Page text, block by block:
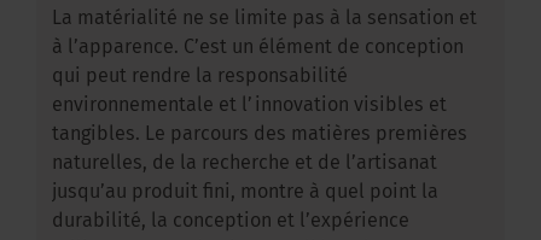
La matérialité ne se limite pas à la sensation et
à l’apparence. C’est un élément de conception
qui peut rendre la responsabilité
environnementale et l’innovation visibles et
tangibles. Le parcours des matières premières
naturelles, de la recherche et de l’artisanat
jusqu’au produit fini, montre à quel point la
durabilité, la conception et l’expérience